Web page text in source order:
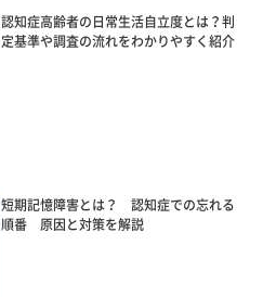
認知症高齢者の日常生活自立度とは？判
定基準や調査の流れをわかりやすく紹介
短期記憶障害とは？ 認知症での忘れる
順番 原因と対策を解説